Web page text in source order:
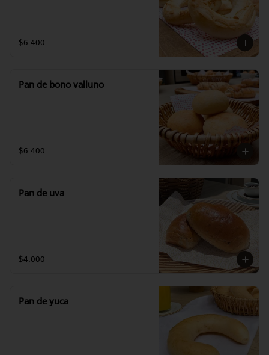
$6.400
Pan de bono valluno
$6.400
Pan de uva
$4.000
Pan de yuca